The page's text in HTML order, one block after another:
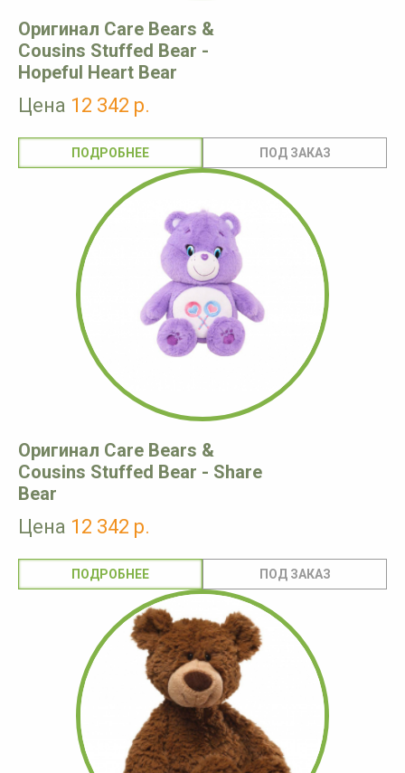
Оригинал Care Bears &
Cousins Stuffed Bear -
Hopeful Heart Bear
Цена 12 342 р.
ПОДРОБНЕЕ
Оригинал Care Bears &
Cousins Stuffed Bear - Share
Bear
Цена 12 342 р.
ПОДРОБНЕЕ